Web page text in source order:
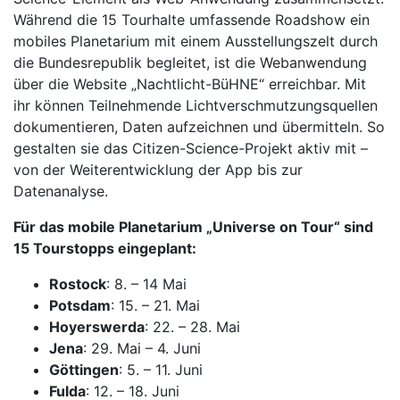
Während die 15 Tourhalte umfassende Roadshow ein
mobiles Planetarium mit einem Ausstellungszelt durch
die Bundesrepublik begleitet, ist die Webanwendung
über die Website „Nachtlicht-BüHNE“ erreichbar. Mit
ihr können Teilnehmende Lichtverschmutzungsquellen
dokumentieren, Daten aufzeichnen und übermitteln. So
gestalten sie das Citizen-Science-Projekt aktiv mit –
von der Weiterentwicklung der App bis zur
Datenanalyse.
Für das mobile Planetarium „Universe on Tour“ sind
15 Tourstopps eingeplant:
Rostock: 8. – 14 Mai
Potsdam: 15. – 21. Mai
Hoyerswerda: 22. – 28. Mai
Jena: 29. Mai – 4. Juni
Göttingen: 5. – 11. Juni
Fulda: 12. – 18. Juni